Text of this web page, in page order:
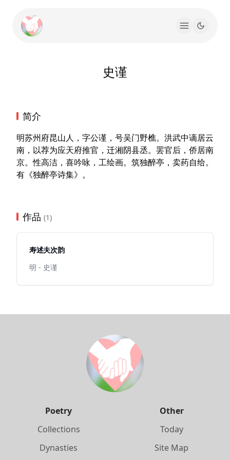
史谨
简介
明苏州府昆山人，字公谨，号吴门野樵。洪武中谪居云
南，以荐为应天府推官，迁湘阴县丞。罢官后，侨居南
京。性高洁，喜吟咏，工绘画。筑独醉亭，卖药自给。
有《独醉亭诗集》。
作品 (1)
寿述夫次韵
明 - 史谨
Poetry
Collections
Dynasties
Other
Today
Site Map